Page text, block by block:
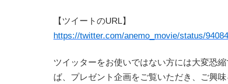
【ツイートのURL】
https://twitter.com/anemo_movie/status/
ツイッターをお使いではない方には大変恐
ば、プレゼント企画をご覧いただき、ご興